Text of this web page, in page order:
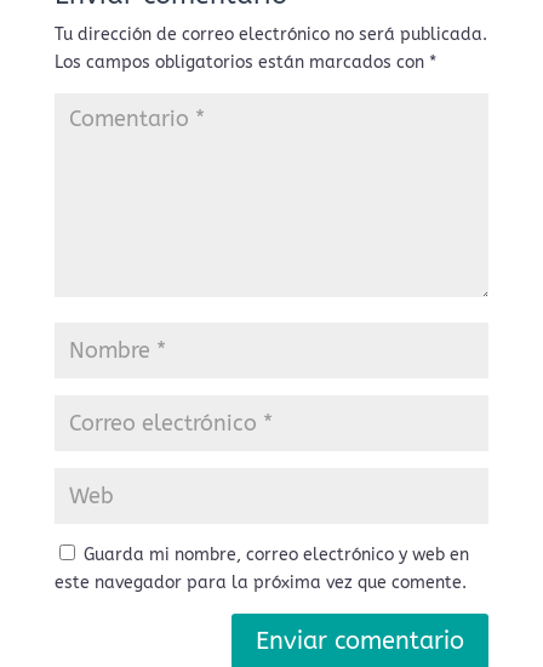
Tu dirección de correo electrónico no será publicada.
Los campos obligatorios están marcados con *
Guarda mi nombre, correo electrónico y web en
este navegador para la próxima vez que comente.